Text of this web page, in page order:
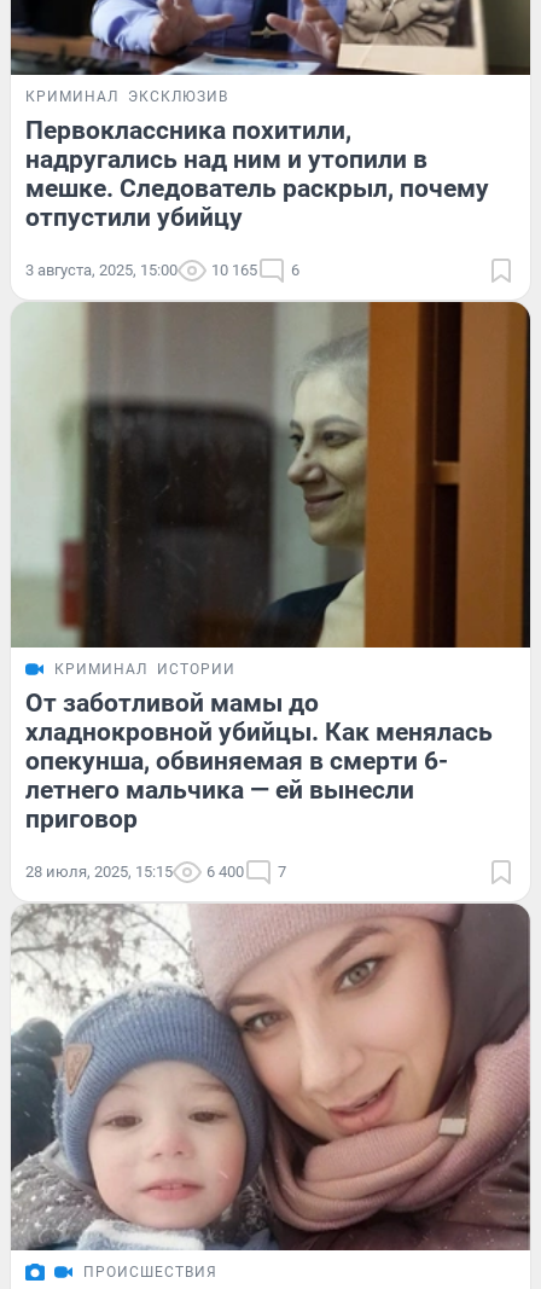
КРИМИНАЛ ЭКСКЛЮЗИВ
Первоклассника похитили,
надругались над ним и утопили в
мешке. Следователь раскрыл, почему
отпустили убийцу
3 августа, 2025, 15:00 10 165 6
КРИМИНАЛ ИСТОРИИ
От заботливой мамы до
хладнокровной убийцы. Как менялась
опекунша, обвиняемая в смерти 6-
летнего мальчика — ей вынесли
приговор
28 июля, 2025, 15:15 6 400 7
ПРОИСШЕСТВИЯ